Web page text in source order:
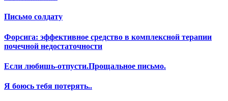
Письмо солдату
Форсига: эффективное средство в комплексной терапии
почечной недостаточности
Если любишь-отпусти.Прощальное письмо.
Я боюсь тебя потерять..